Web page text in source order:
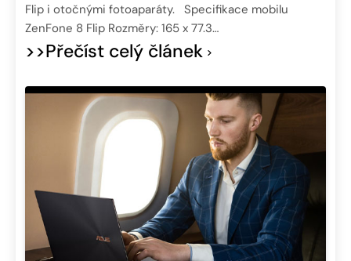
Flip i otočnými fotoaparáty. Specifikace mobilu
ZenFone 8 Flip Rozměry: 165 x 77.3…
>>Přečíst celý článek